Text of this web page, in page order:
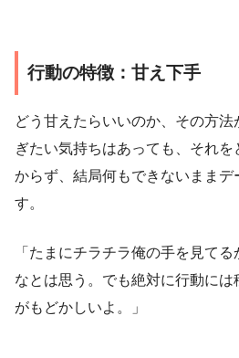
行動の特徴：甘え下手
どう甘えたらいいのか、その方
ぎたい気持ちはあっても、それ
からず、結局何もできないままデ
す。
「たまにチラチラ俺の手を見て
なとは思う。でも絶対に行動に
がもどかしいよ。」